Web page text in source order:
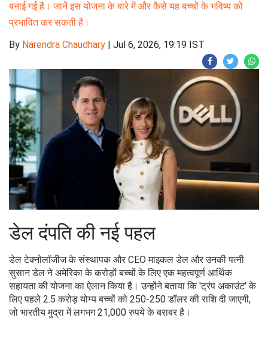
बनाई गई है। जानें इस योजना के बारे में और कैसे यह बच्चों के भविष्य को
प्रभावित कर सकती है।
By Narendra Chaudhary | Jul 6, 2026, 19:19 IST
डेल दंपति की नई पहल
डेल टेक्नोलॉजीज के संस्थापक और CEO माइकल डेल और उनकी पत्नी
सुसान डेल ने अमेरिका के करोड़ों बच्चों के लिए एक महत्वपूर्ण आर्थिक
सहायता की योजना का ऐलान किया है। उन्होंने बताया कि 'ट्रंप अकाउंट' के
लिए पहले 2.5 करोड़ योग्य बच्चों को 250-250 डॉलर की राशि दी जाएगी,
जो भारतीय मुद्रा में लगभग 21,000 रुपये के बराबर है।